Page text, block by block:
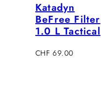
Katadyn
BeFree Filter
1.0 L Tactical
Regulärer
CHF 69.00